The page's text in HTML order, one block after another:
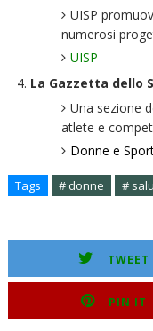
UISP
numerosi
UISP
La Gazzetta dello
Una sezione
atlete e
Donne e
Tags # donne #
TWEET
PIN IT